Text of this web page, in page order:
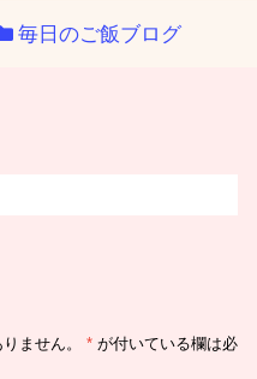
毎日のご飯ブログ
ません。 * が付いている欄は必